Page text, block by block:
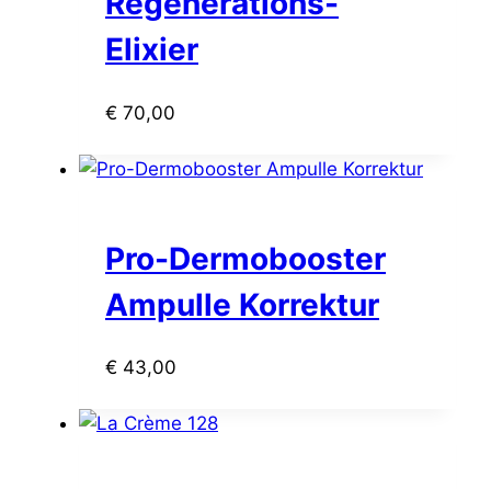
Elixier
€ 70,00
Pro-Dermobooster
Ampulle Korrektur
€ 43,00